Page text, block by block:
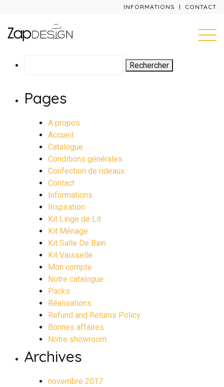
INFORMATIONS CONTACT
Pages
A propos
Accueil
Catalogue
Conditions générales
Confection de rideaux
Contact
Informations
Inspiration
Kit Linge de Lit
Kit Ménage
Kit Salle De Bain
Kit Vaisselle
Mon compte
Notre catalogue
Packs
Réalisations
Refund and Returns Policy
Bonnes affaires
Notre showroom
Archives
novembre 2017